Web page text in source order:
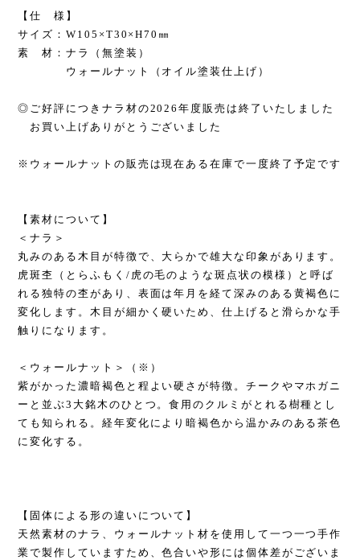
【仕 様】
サイズ：W105×T30×H70㎜
素 材：ナラ（無塗装）
ウォールナット（オイル塗装仕上げ）
◎ご好評につきナラ材の2026年度販売は終了いたしました
お買い上げありがとうございました
※ウォールナットの販売は現在ある在庫で一度終了予定です
【素材について】
＜ナラ＞
丸みのある木目が特徴で、大らかで雄大な印象があります。
虎斑杢（とらふもく/虎の毛のような斑点状の模様）と呼ば
れる独特の杢があり、表面は年月を経て深みのある黄褐色に
変化します。木目が細かく硬いため、仕上げると滑らかな手
触りになります。
＜ウォールナット＞（※）
紫がかった濃暗褐色と程よい硬さが特徴。チークやマホガニ
ーと並ぶ3大銘木のひとつ。食用のクルミがとれる樹種とし
ても知られる。経年変化により暗褐色から温かみのある茶色
に変化する。
【固体による形の違いについて】
天然素材のナラ、ウォールナット材を使用して一つ一つ手作
業で製作していますため、色合いや形には個体差がございま